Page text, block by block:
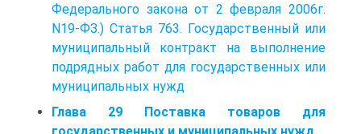
Федерального закона от 2 февраля 2006г.
N19-ФЗ.) Статья 763. Государственный или
муниципальный контракт на выполнение
подрядных работ для государственных или
муниципальных нужд
Глава 29 Поставка товаров для